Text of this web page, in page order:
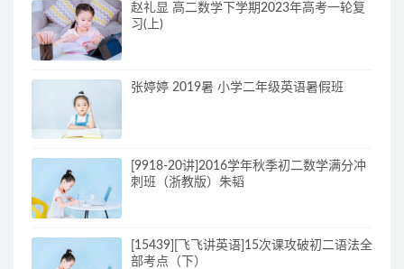
赵礼显 高二数学下学期2023年高考一轮复
习(上)
张婷婷 2019暑 小学二年级英语暑假班
[9918-20讲]2016学年秋季初二数学满分冲
刺班（浙教版）朱韬
[15439][飞飞讲英语]15次课攻破初二语法全
部考点（下）